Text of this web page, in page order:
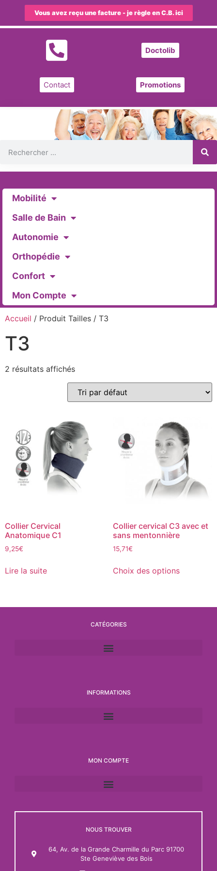
Vous avez reçu une facture - je règle en C.B. ici
Doctolib
Contact Promotions
Mobilité
Salle de Bain
Autonomie
Orthopédie
Confort
Mon Compte
Accueil / Produit Tailles / T3
T3
2 résultats affichés
Collier Cervical
Anatomique C1
9,25€
Lire la suite
Collier cervical C3 avec et
sans mentonnière
15,71€
Choix des options
CATÉGORIES
INFORMATIONS
MON COMPTE
NOUS TROUVER
64, Av. de la Grande Charmille du Parc 91700
Ste Geneviève des Bois